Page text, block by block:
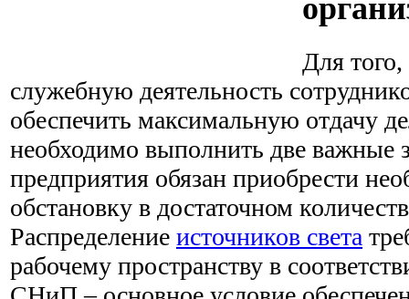
Для
служебную деятельность
обеспечить максимальную отдачу
необходимо выполнить две важные
предприятия обязан приобрести
обстановку в достаточном
Распределение источников света
рабочему пространству в